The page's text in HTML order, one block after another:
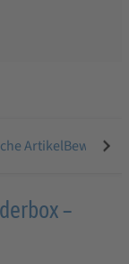
Artikel
–